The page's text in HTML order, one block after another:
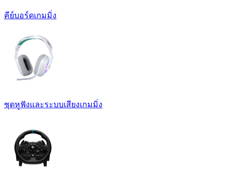
คีย์บอร์ดเกมมิ่ง
ชุดหูฟังและระบบเสียงเกมมิ่ง